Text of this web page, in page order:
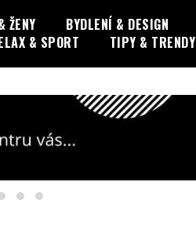
ŽENY BYDLENÍ & DESIGN
& SPORT TIPY & TRENDY